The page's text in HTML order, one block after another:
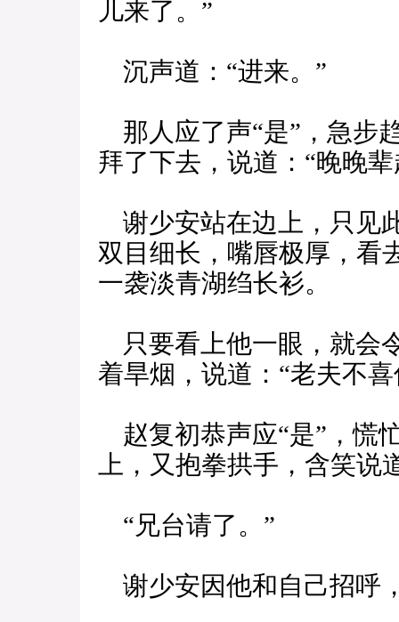
儿来了。”
沉声道：“进来。”
那人应了声“是”，急步
拜了下去，说道：“晚晚
谢少安站在边上，只见
双目细长，嘴唇极厚，看
一袭淡青湖绉长衫。
只要看上他一眼，就会
着旱烟，说道：“老夫不
赵复初恭声应“是”，慌
上，又抱拳拱手，含笑说
“兄台请了。”
谢少安因他和自己招呼